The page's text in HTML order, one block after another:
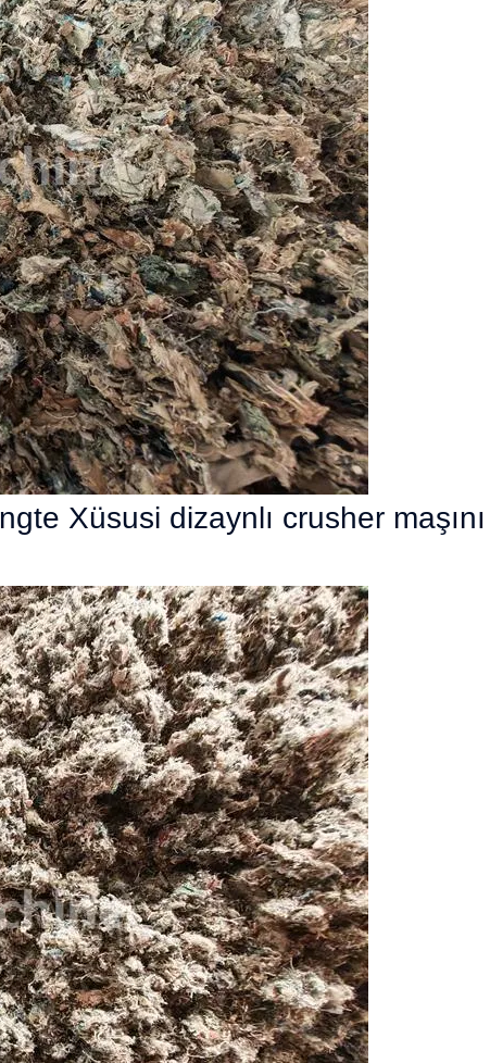
Xüsusi dizaynlı crusher maşını